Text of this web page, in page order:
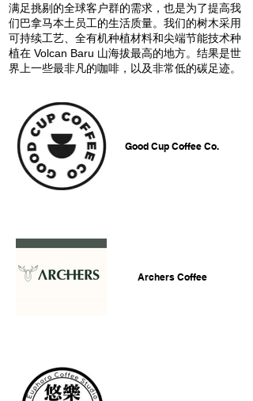
满足挑剔的全球客户群的需求，也是为了提高我
们巴拿马本土员工的生活质量。我们的树木采用
可持续工艺、全有机种植材料和尖端节能技术种
植在 Volcan Baru 山海拔最高的地方。结果是世
界上一些最非凡的咖啡，以及非常低的碳足迹。
Good Cup Coffee Co.
Archers Coffee